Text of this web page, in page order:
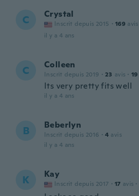
C Crystal
Inscrit depuis 2015 · 169 avis
il y a 4 ans
C Colleen
Inscrit depuis 2019 · 23 avis · 19
Its very pretty fits well
il y a 4 ans
B Beberlyn
Inscrit depuis 2016 · 4 avis
il y a 4 ans
K Kay
Inscrit depuis 2017 · 17 avis ·